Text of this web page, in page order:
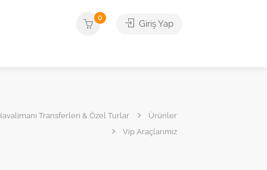
0
Giriş Yap
Transferleri & Özel Turlar
Ürünler
Vip Araçlarımız